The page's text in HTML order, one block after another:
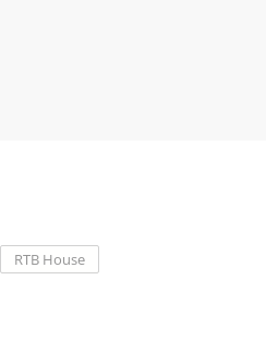
RTB House